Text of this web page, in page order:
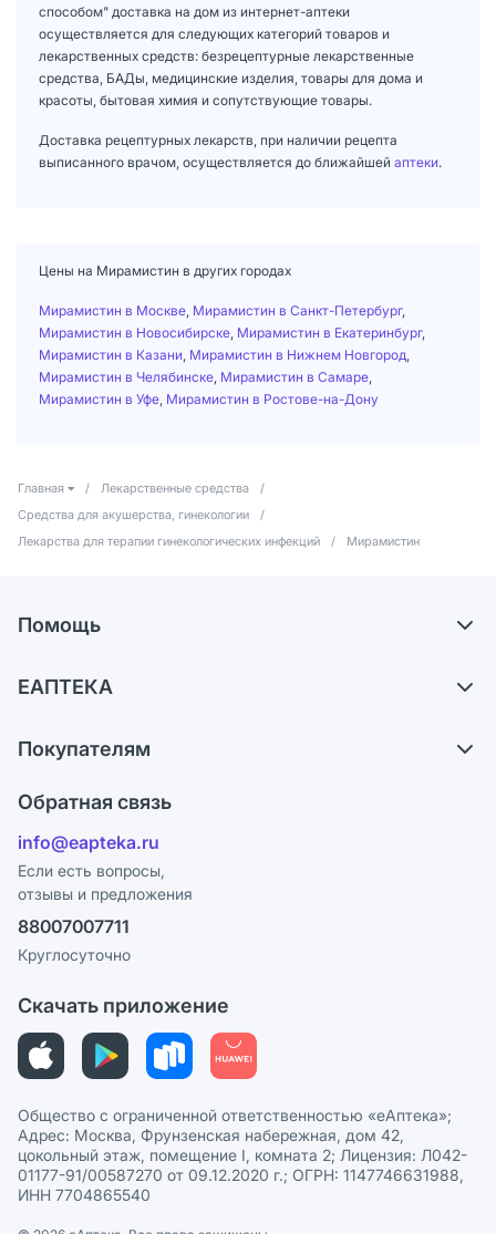
способом" доставка на дом из интернет-аптеки
осуществляется для следующих категорий товаров и
лекарственных средств: безрецептурные лекарственные
средства, БАДы, медицинские изделия, товары для дома и
красоты, бытовая химия и сопутствующие товары.
Доставка рецептурных лекарств, при наличии рецепта
выписанного врачом, осуществляется до ближайшей аптеки.
Цены на Мирамистин в других городах
Мирамистин в Москве Мирамистин в Санкт-Петербург,
Мирамистин в Новосибирске Мирамистин в Екатеринбург,
Мирамистин в Казани Мирамистин в Нижнем Новгород
Мирамистин в Челябинске Мирамистин в Самаре
Мирамистин в Уфе Мирамистин в Ростове-на-Дону
Главная / Лекарственные средства
/
Средства для акушерства, гинекологии
/
Лекарства для терапии гинекологических инфекций
/ Мирамистин
Помощь
Самовывоз из аптек
Ответы на вопросы
Блог
ЕАПТЕКА
Карьера
Поставщики
Лицензия
Реклама на сайте
Ваши товары на ЕАПТЕКЕ
Покупателям
Программа СберСпасибо
Политика конфиденциальности
Пользовательское соглашение
Политика рекомендаций
Этика и соответствие
Политика в отношении обработки персональных данных
Обратная связь
info@eapteka.ru
Если есть вопросы,
отзывы и предложения
88007007711
Круглосуточно
Скачать приложение
Общество с ограниченной ответственностью «еАптека»;
Адрес: Москва, Фрунзенская набережная, дом 42,
цокольный этаж, помещение I, комната 2; Лицензия: Л042-
01177-91/00587270 от 09.12.2020 г.; ОГРН: 1147746631988,
ИНН 7704865540